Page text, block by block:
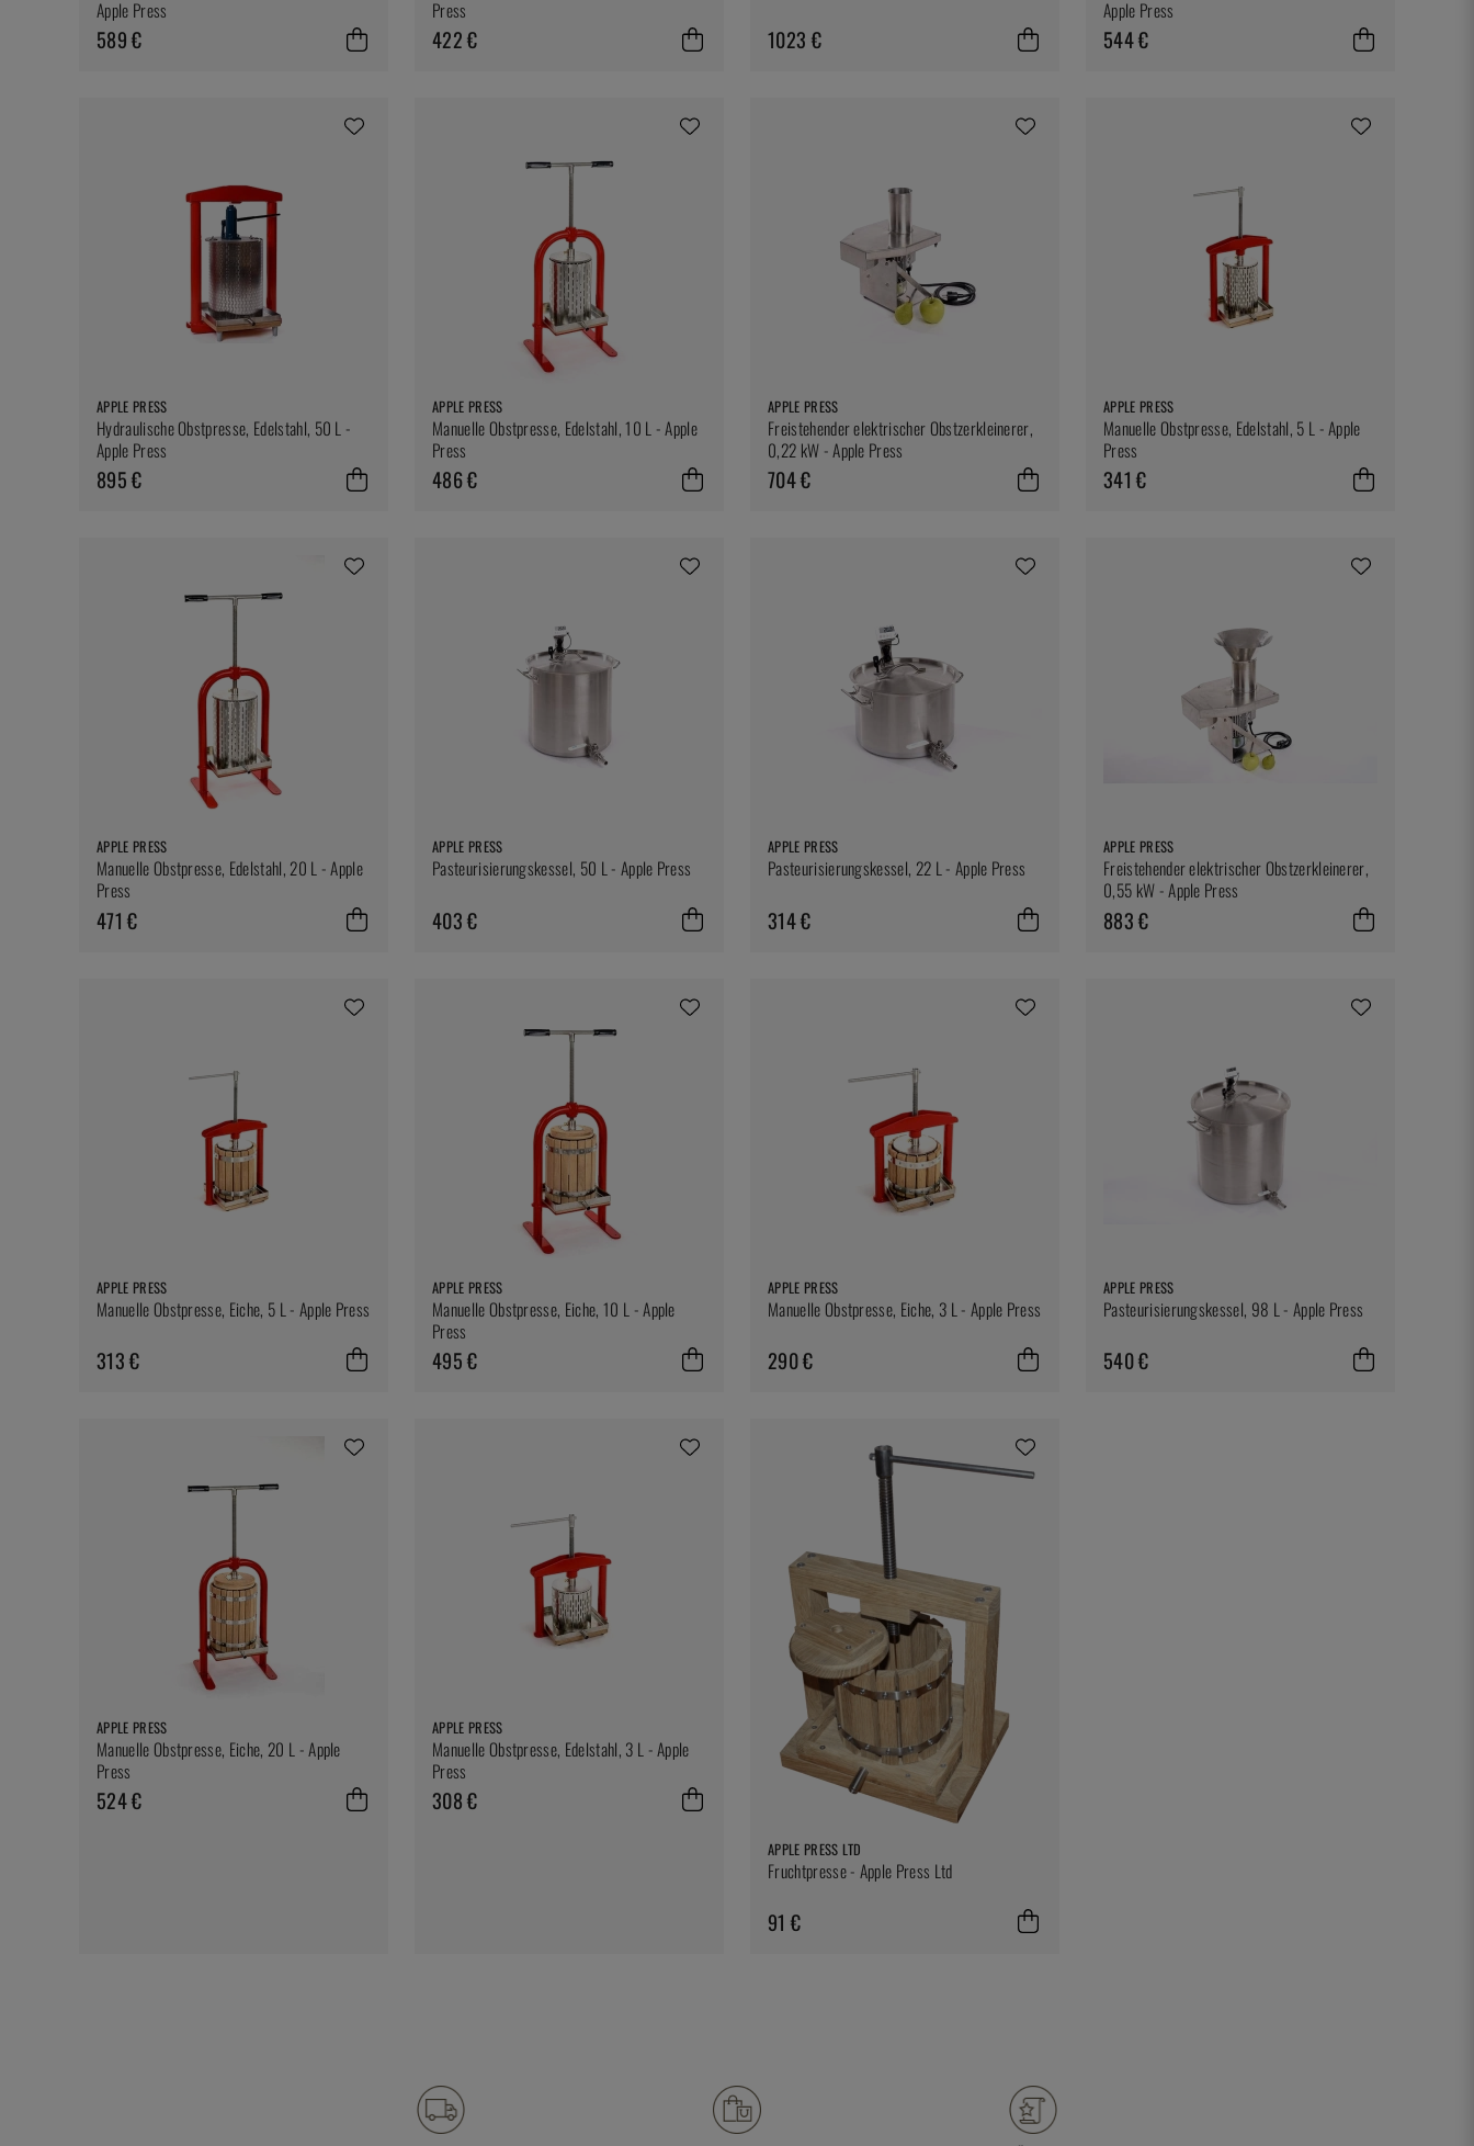
Apple Press
589 €
Press
422 € 1023 €
Apple Press
544 €
APPLE PRESS
Hydraulische Obstpresse, Edelstahl, 50 L -
Apple Press
895 €
APPLE PRESS
Manuelle Obstpresse, Edelstahl, 10 L - Apple
Press
486 €
APPLE PRESS
Freistehender elektrischer Obstzerkleinerer,
0,22 kW - Apple Press
704 €
APPLE PRESS
Manuelle Obstpresse, Edelstahl, 5 L - Apple
Press
341 €
APPLE PRESS
Manuelle Obstpresse, Edelstahl, 20 L - Apple
Press
471 €
APPLE PRESS
Pasteurisierungskessel, 50 L - Apple Press
403 €
APPLE PRESS
Pasteurisierungskessel, 22 L - Apple Press
314 €
APPLE PRESS
Freistehender elektrischer Obstzerkleinerer,
0,55 kW - Apple Press
883 €
APPLE PRESS
Manuelle Obstpresse, Eiche, 5 L - Apple Press
313 €
APPLE PRESS
Manuelle Obstpresse, Eiche, 10 L - Apple
Press
495 €
APPLE PRESS
Manuelle Obstpresse, Eiche, 3 L - Apple Press
290 €
APPLE PRESS
Pasteurisierungskessel, 98 L - Apple Press
540 €
APPLE PRESS
Manuelle Obstpresse, Eiche, 20 L - Apple
Press
524 €
APPLE PRESS
Manuelle Obstpresse, Edelstahl, 3 L - Apple
Press
308 €
APPLE PRESS LTD
Fruchtpresse - Apple Press Ltd
91 €